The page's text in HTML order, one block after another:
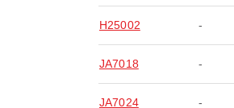
H25002 -
JA7018 -
JA7024 -